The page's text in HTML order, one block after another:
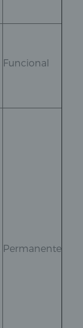
Funcional
Permanente